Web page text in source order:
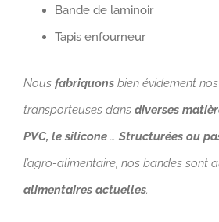
Bande de laminoir
Tapis enfourneur
Nous fabriquons bien évidement
transporteuses dans diverses
PVC, le silicone … Structurées ou
l’agro-alimentaire, nos bandes sont
alimentaires actuelles.